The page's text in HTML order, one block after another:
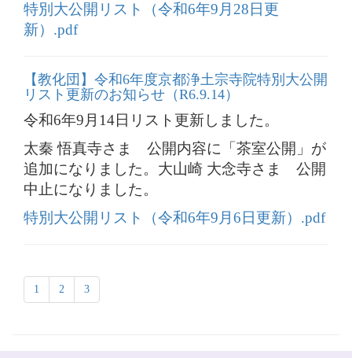
特別大公開リスト（令和6年9月28日更
新）.pdf
【教化団】令和6年度京都浄土宗寺院特別大公開
リスト更新のお知らせ（R6.9.14）
令和6年9月14日リスト更新しました。
太秦 悟真寺さま 公開内容に「茶室公開」が
追加になりました。大山崎 大念寺さま 公開
中止になりました。
特別大公開リスト（令和6年9月6日更新）.pdf
1 2 3